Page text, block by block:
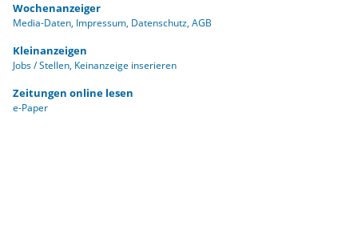
Wochenanzeiger
Media-Daten Impressum Datenschutz AGB
Kleinanzeigen
Jobs / Stellen Keinanzeige inserieren
Zeitungen online lesen
e-Paper